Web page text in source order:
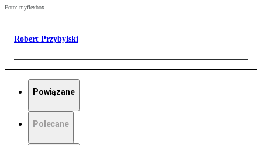
Foto: myflexbox
Robert Przybylski
Powiązane
Polecane